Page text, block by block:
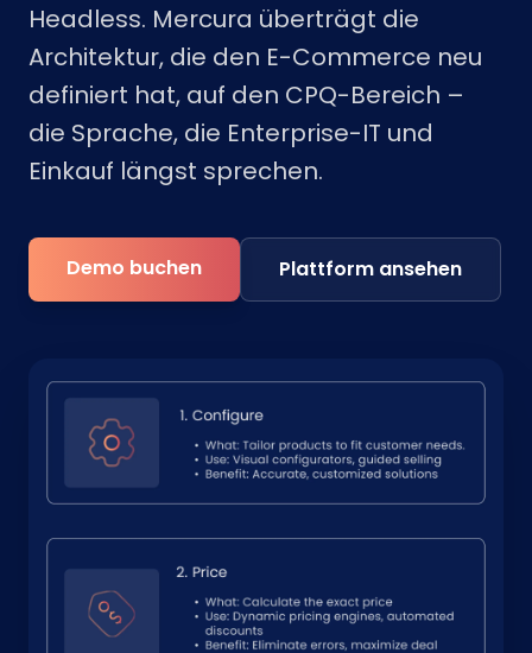
Headless. Mercura überträgt die
Architektur, die den E-Commerce neu
definiert hat, auf den CPQ-Bereich –
die Sprache, die Enterprise-IT und
Einkauf längst sprechen.
Demo buchen Plattform ansehen